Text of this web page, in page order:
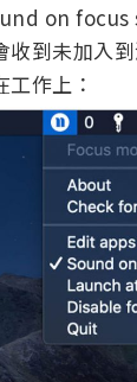
on
收到未加入
作上：